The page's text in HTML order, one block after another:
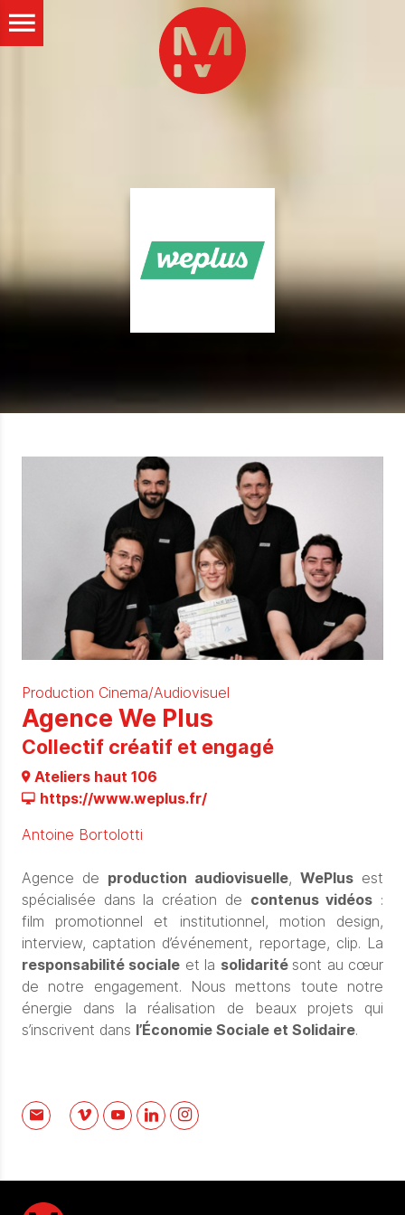
ALLER AU CONTENU PRINCIPAL
Production Cinema/Audiovisuel
Agence We Plus
Collectif créatif et engagé
Ateliers haut 106
https://www.weplus.fr/
Antoine Bortolotti
Agence de production audiovisuelle, WePlus est
spécialisée dans la création de contenus vidéos :
film promotionnel et institutionnel, motion design,
interview, captation d’événement, reportage, clip. La
responsabilité sociale et la solidarité sont au cœur
de notre engagement. Nous mettons toute notre
énergie dans la réalisation de beaux projets qui
s’inscrivent dans l’Économie Sociale et Solidaire.